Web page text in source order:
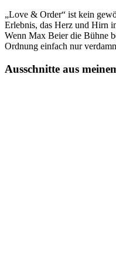
„Love & Order“ ist kein
Erlebnis, das Herz und Hirn
Wenn Max Beier die Bühne
Ordnung einfach nur
Ausschnitte aus